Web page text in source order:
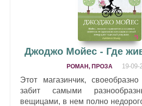
Джоджо Мойес - Где
РОМАН, ПРОЗА 19-09-
Этот магазинчик,
забит самыми
вещицами, в нем полно